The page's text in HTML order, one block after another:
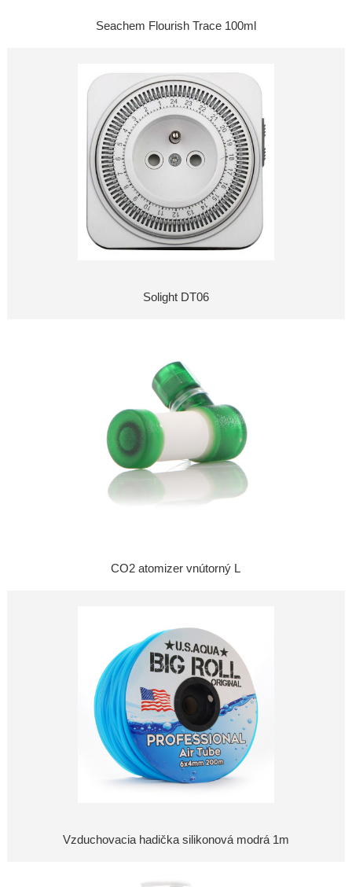
Seachem Flourish Trace 100ml
Solight DT06
CO2 atomizer vnútorný L
Vzduchovacia hadička silikonová modrá 1m